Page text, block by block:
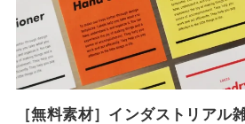
［無料素材］インダストリアル